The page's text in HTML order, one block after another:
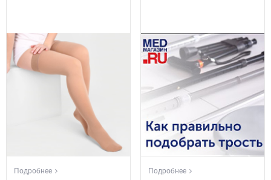
Подробнее Подробнее